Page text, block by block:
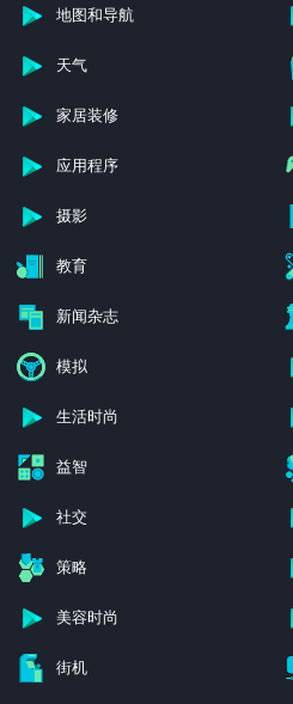
地图和导航
天气
家居装修
应用程序
摄影
教育
新闻杂志
模拟
生活时尚
益智
社交
策略
美容时尚
街机